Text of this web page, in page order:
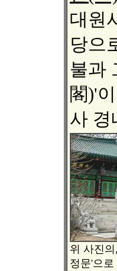
대원
당으
불과
閣)'
사 경
위 사진
정문'으